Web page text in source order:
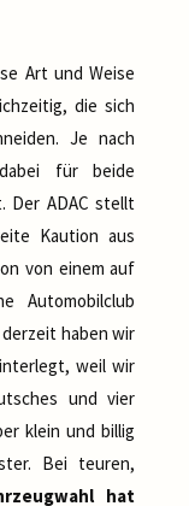
Art und Weise
die sich
Je nach
für beide
Der ADAC stellt
Kaution aus
von einem auf
Automobilclub
haben wir
weil wir
und vier
klein und billig
Bei teuren,
hat